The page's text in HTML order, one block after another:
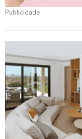
Publicidade